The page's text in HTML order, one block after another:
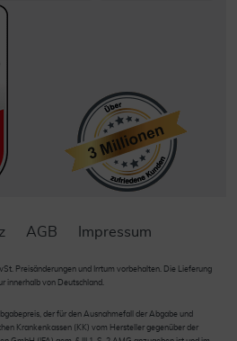
AGB Impressum
Preisänderungen und Irrtum vorbehalten. Die Lieferung
innerhalb von Deutschland.
der für den Ausnahmefall der Abgabe und
Krankenkassen (KK) vom Hersteller gegenüber der